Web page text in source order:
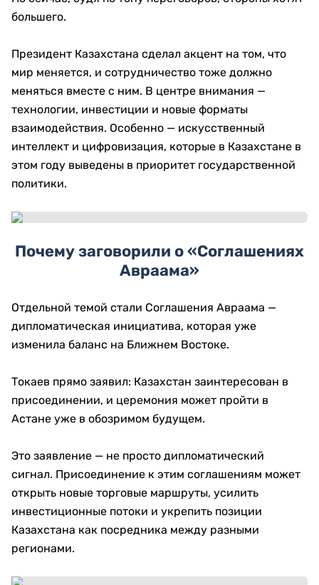
большего.
Президент Казахстана сделал акцент на том, что
мир меняется, и сотрудничество тоже должно
меняться вместе с ним. В центре внимания —
технологии, инвестиции и новые форматы
взаимодействия. Особенно — искусственный
интеллект и цифровизация, которые в Казахстане в
этом году выведены в приоритет государственной
политики.
Почему заговорили о «Соглашениях
Авраама»
Отдельной темой стали Соглашения Авраама —
дипломатическая инициатива, которая уже
изменила баланс на Ближнем Востоке.
Токаев прямо заявил: Казахстан заинтересован в
присоединении, и церемония может пройти в
Астане уже в обозримом будущем.
Это заявление — не просто дипломатический
сигнал. Присоединение к этим соглашениям может
открыть новые торговые маршруты, усилить
инвестиционные потоки и укрепить позиции
Казахстана как посредника между разными
регионами.